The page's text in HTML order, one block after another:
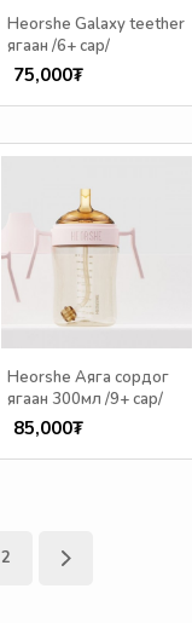
Heorshe Galaxy teether
ягаан /6+ сар/
75,000₮
Heorshe Аяга сордог
ягаан 300мл /9+ сар/
85,000₮
2